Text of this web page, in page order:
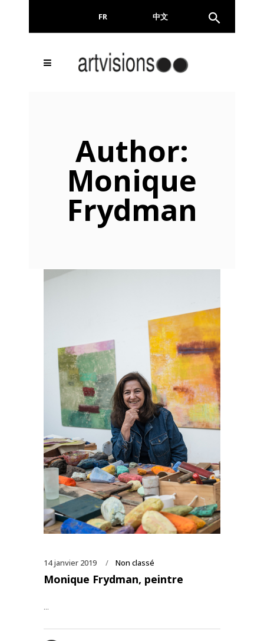
FR 中文
Author:
Monique
Frydman
14 janvier 2019 Non classé
Monique Frydman, peintre
...
En continuant, vous acceptez de nous communiquer
votre adresse email pour l’envoi de la Newsletter. En
aucun cas elle ne sera transmise à un tiers.